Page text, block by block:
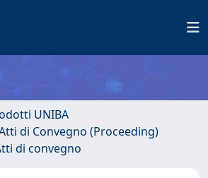
UNIBA
di Convegno (Proceeding)
di convegno